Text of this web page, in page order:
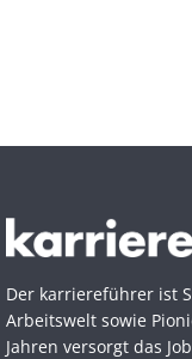
Der karriereführer ist
Arbeitswelt sowie
Jahren versorgt das